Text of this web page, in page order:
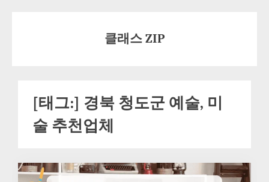
클래스 ZIP
[태그:] 경북 청도군 예술, 미
술 추천업체